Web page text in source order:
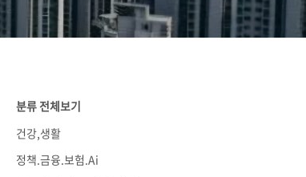
분류 전체보기
건강,생활
정책.금융.보험.Ai